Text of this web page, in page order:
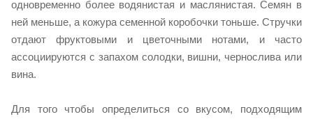
одновременно более водянистая и маслянистая. Семян в
ней меньше, а кожура семенной коробочки тоньше. Стручки
отдают фруктовыми и цветочными нотами, и часто
ассоциируются с запахом солодки, вишни, чернослива или
вина.
Для того чтобы определиться со вкусом, подходящим